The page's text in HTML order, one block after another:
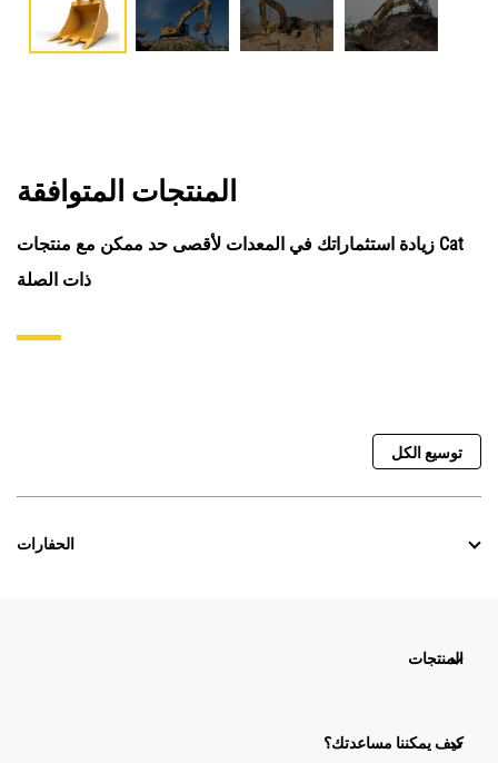
المنتجات المتوافقة
زيادة استثماراتك في المعدات لأقصى حد ممكن مع منتجات Cat
ذات الصلة
توسيع الكل
الحفارات
المنتجات
كيف يمكننا مساعدتك؟